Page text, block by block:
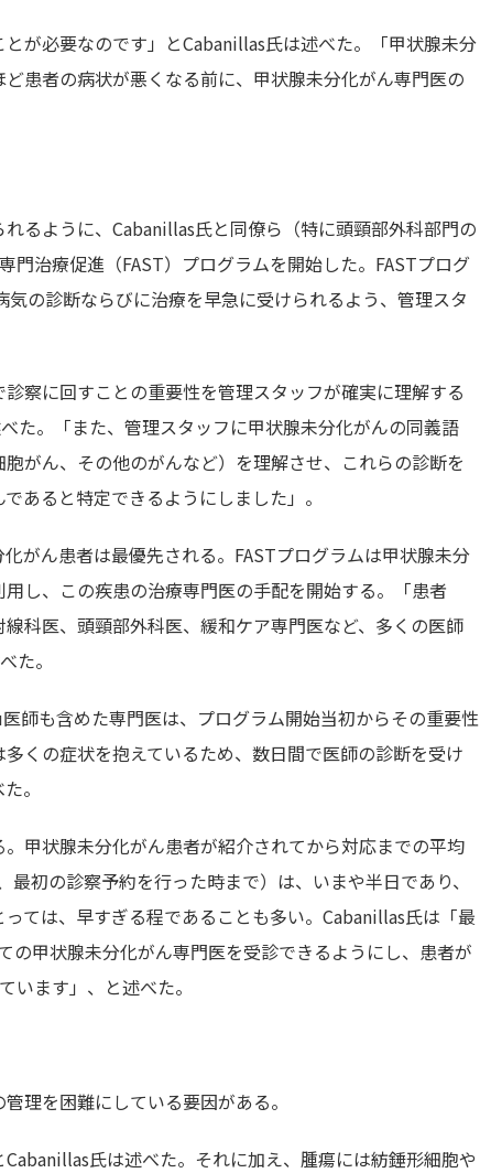
が必要なのです」とCabanillas氏は述べた。「甲状腺未分
患者の病状が悪くなる前に、甲状腺未分化がん専門医の
るように、Cabanillas氏と同僚ら（特に頭頸部外科部門の
治療促進（FAST）プログラムを開始した。FASTプログ
の診断ならびに治療を早急に受けられるよう、管理スタ
察に回すことの重要性を管理スタッフが確実に理解する
た。「また、管理スタッフに甲状腺未分化がんの同義語
がん、その他のがんなど）を理解させ、これらの診断を
あると特定できるようにしました」。
がん患者は最優先される。FASTプログラムは甲状腺未分
し、この疾患の治療専門医の手配を開始する。「患者
科医、頭頸部外科医、緩和ケア専門医など、多くの医師
た。
師も含めた専門医は、プログラム開始当初からその重要性
くの症状を抱えているため、数日間で医師の診断を受け
。
甲状腺未分化がん患者が紹介されてから対応までの平均
初の診察予約を行った時まで）は、いまや半日であり、
ては、早すぎる程であることも多い。Cabanillas氏は「最
の甲状腺未分化がん専門医を受診できるようにし、患者が
います」、と述べた。
理を困難にしている要因がある。
氏は述べた。それに加え、腫瘍には紡錘形細胞や